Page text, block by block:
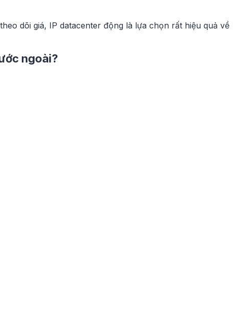
dõi giá, IP datacenter động là lựa chọn rất hiệu quả về
ngoài?